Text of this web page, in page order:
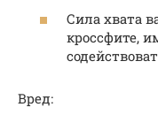
Сила хвата
кроссфите,
Вред: